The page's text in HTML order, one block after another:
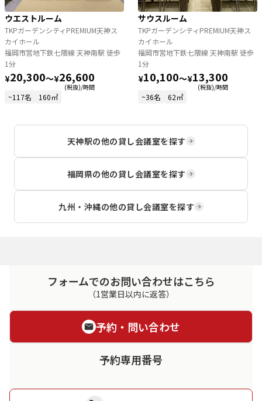
ウエストルーム
TKPガーデンシティPREMIUM天神ス
カイホール
福岡市営地下鉄七隈線 天神南駅 徒歩
1分
¥20,300〜¥26,600
(税抜)/時間
~117名 160㎡
サウスルーム
TKPガーデンシティPREMIUM天神ス
カイホール
福岡市営地下鉄七隈線 天神南駅 徒歩
1分
¥10,100〜¥13,300
(税抜)/時間
~36名 62㎡
天神駅の他の貸し会議室を探す
福岡県の他の貸し会議室を探す
九州・沖縄の他の貸し会議室を探す
フォームでのお問い合わせはこちら
（1営業日以内に返答）
予約・問い合わせ
予約専用番号